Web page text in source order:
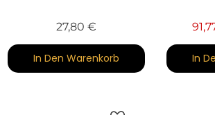
27,80 €Preis
In Den Warenkorb In